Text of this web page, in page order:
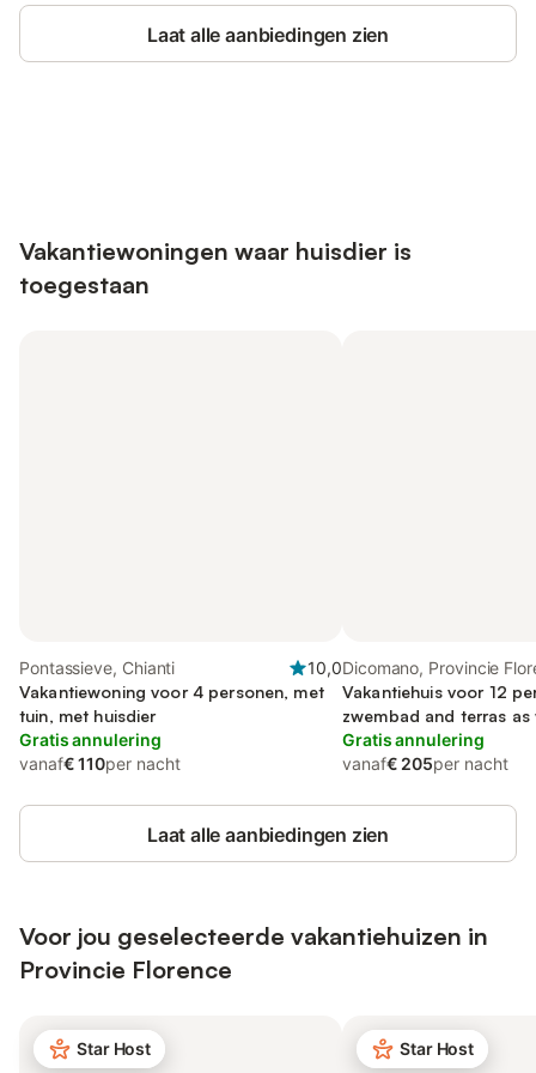
Laat alle aanbiedingen zien
Vakantiewoningen waar huisdier is
toegestaan
Pontassieve, Chianti
10,0
Vakantiewoning voor 4 personen, met
tuin, met huisdier
Gratis annulering
vanaf€ 110per nacht
Dicomano, Provincie
Vakantiehuis voor 12
zwembad and terras as
Gratis annulering
vanaf€ 205per nacht
Laat alle aanbiedingen zien
Voor jou geselecteerde vakantiehuizen in
Provincie Florence
Star Host Star Host